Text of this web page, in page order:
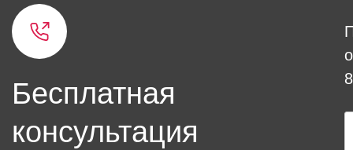
Бесплатная
консультация